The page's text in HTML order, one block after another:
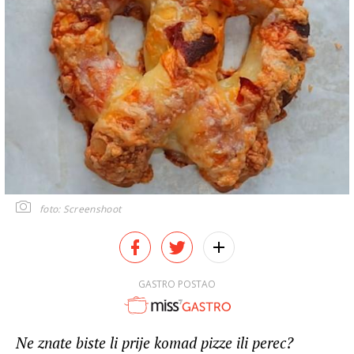
foto: Screenshoot
GASTRO POSTAO
Ne znate biste li prije komad pizze ili perec?